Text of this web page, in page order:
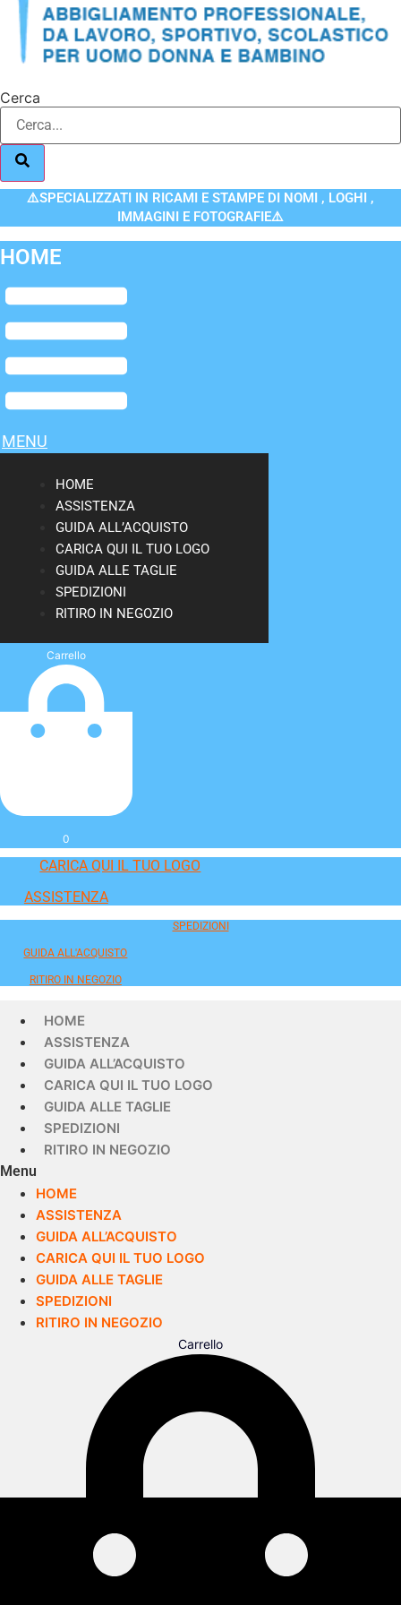
Cerca
⚠️SPECIALIZZATI IN RICAMI E STAMPE DI NOMI , LOGHI ,
IMMAGINI E FOTOGRAFIE⚠️
HOME
Flyout
Menu
MENU
HOME
ASSISTENZA
GUIDA ALL’ACQUISTO
CARICA QUI IL TUO LOGO
GUIDA ALLE TAGLIE
SPEDIZIONI
RITIRO IN NEGOZIO
Carrello
0
CARICA QUI IL TUO LOGO
ASSISTENZA
SPEDIZIONI
GUIDA ALL'ACQUISTO
RITIRO IN NEGOZIO
HOME
ASSISTENZA
GUIDA ALL’ACQUISTO
CARICA QUI IL TUO LOGO
GUIDA ALLE TAGLIE
SPEDIZIONI
RITIRO IN NEGOZIO
Menu
HOME
ASSISTENZA
GUIDA ALL’ACQUISTO
CARICA QUI IL TUO LOGO
GUIDA ALLE TAGLIE
SPEDIZIONI
RITIRO IN NEGOZIO
Carrello